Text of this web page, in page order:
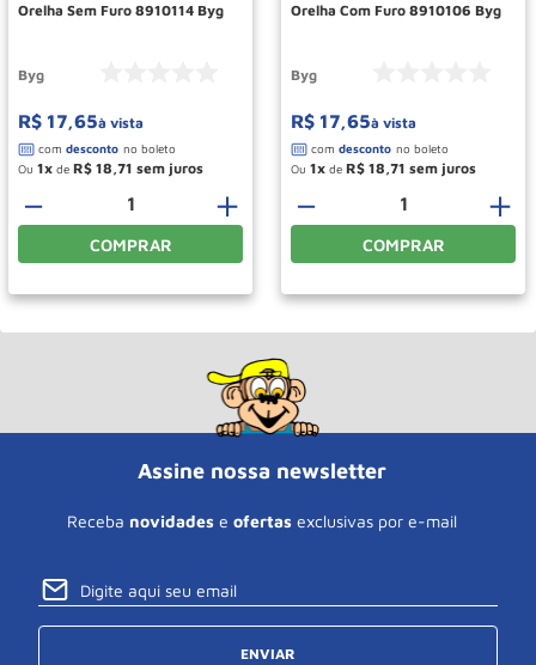
Orelha Sem Furo 8910114 Byg
Byg
R$ 17,65à vista
Ou 1 de R$ 18,71
＋
－
COMPRAR
Orelha Com Furo 8910106 Byg
Byg
R$ 17,65à vista
Ou 1 de R$ 18,71
＋
－
COMPRAR
Assine nossa newsletter
Receba novidades e ofertas exclusivas por e-mail
ENVIAR